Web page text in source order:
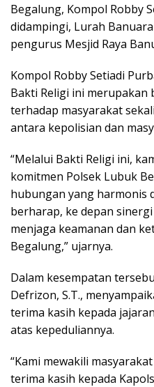
Begalung, Kompol Robby
didampingi, Lurah
pengurus Mesjid Raya
Kompol Robby Setiadi
Bakti Religi ini
terhadap masyarakat
antara kepolisian dan
“Melalui Bakti Religi ini,
komitmen Polsek Lubuk
hubungan yang harmonis
berharap, ke depan
menjaga keamanan dan
Begalung,” ujarnya.
Dalam kesempatan
Defrizon, S.T.,
terima kasih kepada
atas kepeduliannya.
“Kami mewakili
terima kasih kepada